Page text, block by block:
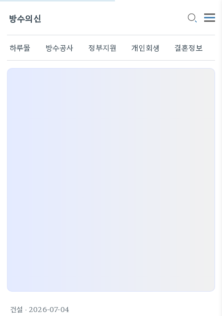
방수의신
하루몰 방수공사 정부지원 개인회생 결혼정보
건설 · 2026-07-04